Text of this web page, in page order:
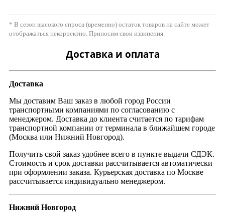
* В сезон высокого спроса (временно) остаток товаров на сайте может
отображаться некорректно. Приносим свои извинения.
Доставка и оплата
Доставка
Мы доставим Ваш заказ в любой город России
транспортными компаниями по согласованию с
менеджером. Доставка до клиента считается по тарифам
транспортной компании от терминала в ближайшем городе
(Москва или Нижний Новгород).
Получить свой заказ удобнее всего в пункте выдачи СДЭК.
Стоимость и срок доставки рассчитывается автоматически
при оформлении заказа. Курьерская доставка по Москве
рассчитывается индивидуально менеджером.
Нижний Новгород